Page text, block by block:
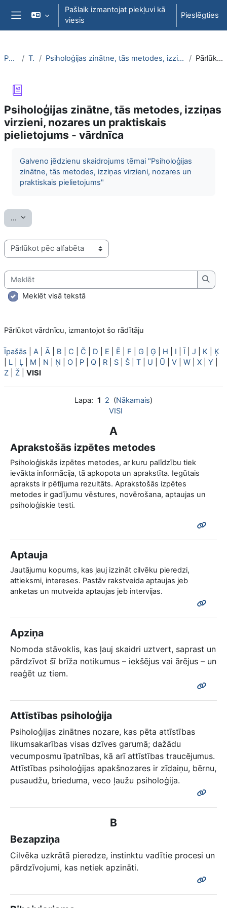
Atvērt galveno saturu
Sānu panelis
Pašlaik izmantojat piekļuvi kā
viesis
Pieslēgties
PsihT000 Topic 1 Psiholoģijas zinātne, tās metodes, izziņas virzieni, nozares un praktiskais pielietojums - vārdnīca Pārlūkot pēc alfabēta
Psiholoģijas zinātne, tās metodes, izziņas
virzieni, nozares un praktiskais
pielietojums - vārdnīca
Galveno jēdzienu skaidrojums tēmai "Psiholoģijas
zinātne, tās metodes, izziņas virzieni, nozares un
praktiskais pielietojums"
... Eksportēt ierakstus
Pārlūkot vārdnīcu, izmantojot šo rādītāju
Meklēt
Meklēt visā tekstā
Pārlūkot vārdnīcu, izmantojot šo rādītāju
Īpašās A Ā B C Č D E Ē F G Ģ H I Ī J K
Ķ
L Ļ M N Ņ O P Q R S Š T U Ū V W X Y
Z
Ž VISI
Lapa: 1 2 (Nākamais)
VISI
A
Aprakstošās izpētes metodes
Psiholoģiskās izpētes metodes, ar kuru palīdzību tiek
ievākta informācija, tā apkopota un aprakstīta. Iegūtais
apraksts ir pētījuma rezultāts. Aprakstošās izpētes
metodes ir gadījumu vēstures, novērošana, aptaujas un
psiholoģiskie testi.
Aptauja
Jautājumu kopums, kas ļauj izzināt cilvēku pieredzi,
attieksmi, intereses. Pastāv rakstveida aptaujas jeb
anketas un mutveida aptaujas jeb intervijas.
Apziņa
Nomoda stāvoklis, kas ļauj skaidri uztvert, saprast un
pārdzīvot šī brīža notikumus – iekšējus vai ārējus – un
reaģēt uz tiem.
Attīstības psiholoģija
Psiholoģijas zinātnes nozare, kas pēta attīstības
likumsakarības visas dzīves garumā; dažādu
vecumposmu īpatnības, kā arī attīstības traucējumus.
Attīstības psiholoģijas apakšnozares ir zīdaiņu, bērnu,
pusaudžu, brieduma, veco ļaužu psiholoģija.
B
Bezapziņa
Cilvēka uzkrātā pieredze, instinktu vadītie procesi un
pārdzīvojumi, kas netiek apzināti.